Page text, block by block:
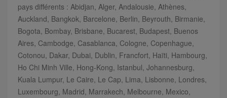
pays différents : Abidjan, Alger, Andalousie, Athènes,
Auckland, Bangkok, Barcelone, Berlin, Beyrouth, Birmanie,
Bogota, Bombay, Brisbane, Bucarest, Budapest, Buenos
Aires, Cambodge, Casablanca, Cologne, Copenhague,
Cotonou, Dakar, Dubai, Dublin, Francfort, Haïti, Hambourg,
Ho Chi Minh Ville, Hong-Kong, Istanbul, Johannesburg,
Kuala Lumpur, Le Caire, Le Cap, Lima, Lisbonne, Londres,
Luxembourg, Madrid, Marrakech, Melbourne, Mexico,